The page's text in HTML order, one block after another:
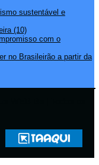
sustentável e
(10)
com o
no Brasileirão a partir da